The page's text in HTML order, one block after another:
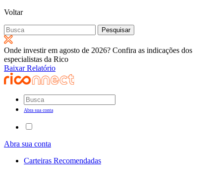
Voltar
Pesquisar
por:
Onde investir em agosto de 2026? Confira as indicações dos
especialistas da Rico
Baixar Relatório
Abra sua conta
Abra sua conta
Carteiras Recomendadas